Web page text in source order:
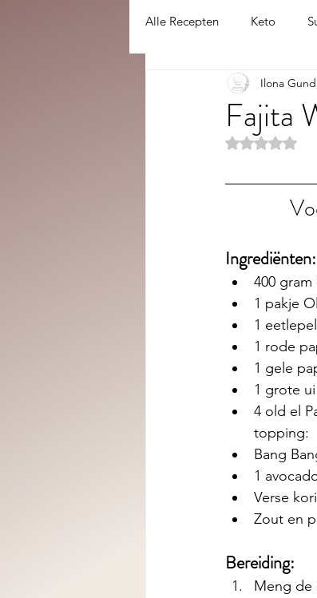
Alle Recepten Keto
Lekker gezellig :)
Fajita
Ilona
Ingrediënten:
400
1 pakje
1
1 rode
1 gele
1 grote ui
4 old el
topping:
Bang
1
Verse
Zout en
Bereiding:
Meng de